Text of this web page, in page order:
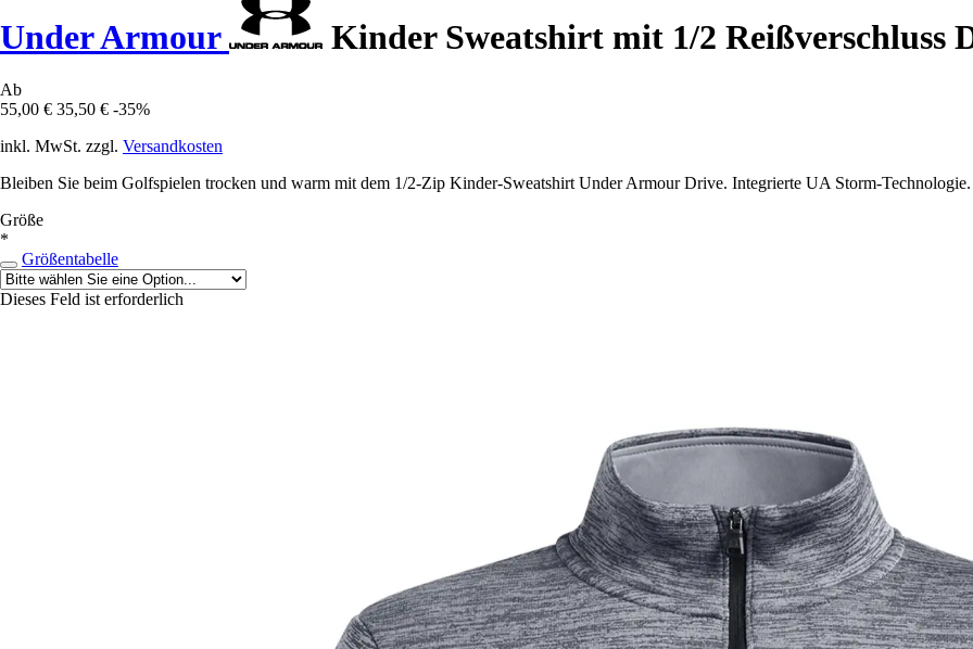
Under Armour Kinder Sweatshirt mit 1/2 Reißverschluss
Ab
55,00 € 35,50 € -35%
inkl. MwSt. zzgl. Versandkosten
Bleiben Sie beim Golfspielen trocken und warm mit dem 1/2-Zip Kinder-Sweatshirt Under Armour Drive. Integrierte UA Storm-Technologie.
Größe
*
Größentabelle
Dieses Feld ist erforderlich